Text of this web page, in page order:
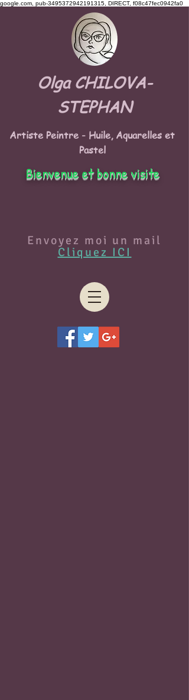
google.com, pub-3495372942191315, DIRECT, f08c47fec0942fa0
Olga CHILOVA-
STEPHAN
Artiste Peintre - Huile, Aquarelles et
Pastel
Envoyez moi un mail
Cliquez ICI
Bienvenue et bonne visite